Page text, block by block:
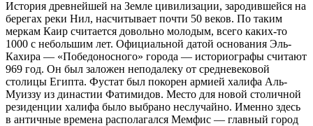
История древнейшей на Земле цивилизации, зародившейся на
берегах реки Нил, насчитывает почти 50 веков. По таким
меркам Каир считается довольно молодым, всего каких-то
1000 с небольшим лет. Официальной датой основания Эль-
Кахира — «Победоносного» города — историографы считают
969 год. Он был заложен неподалеку от средневековой
столицы Египта. Фустат был покорен армией халифа Аль-
Муиззу из династии Фатимидов. Место для новой столичной
резиденции халифа было выбрано неслучайно. Именно здесь
в античные времена располагался Мемфис — главный город